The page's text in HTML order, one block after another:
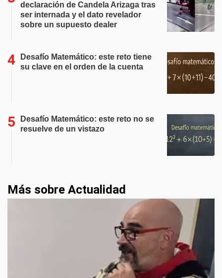
declaración de Candela Arizaga tras
ser internada y el dato revelador
sobre un supuesto dealer
Desafío Matemático: este reto tiene
su clave en el orden de la cuenta
Desafío Matemático: este reto no se
resuelve de un vistazo
Más sobre Actualidad